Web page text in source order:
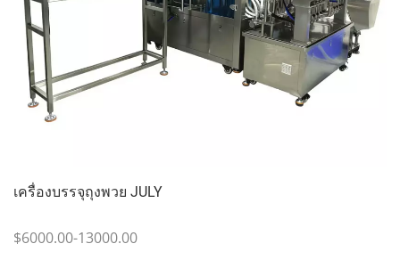
เครื่องบรรจุถุงพวย JULY
$6000.00-13000.00